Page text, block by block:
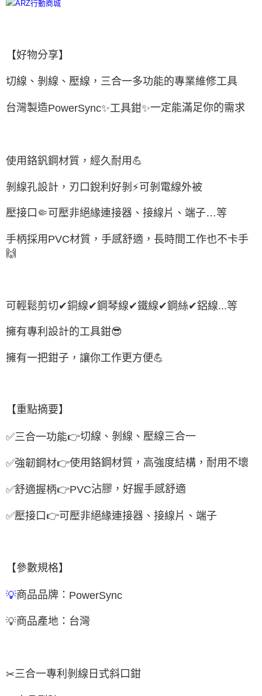
宅配
每筆NT$300
【好物分享】
切線、剝線、壓線，三合一多功能的專業維修工具
台灣製造PowerSync✨工具鉗✨一定能滿足你的需求
使用鉻釩鋼材質，經久耐用 💪
剝線孔設計，刃口銳利好剝 ⚡可剝電線外被
壓接口 🤏可壓非絕緣連接器、接線片、端子…等
手柄採用 PVC材質，手感舒適，長時間工作也不卡手
🙌
可輕鬆剪切✔銅線✔鋼琴線✔鐵線✔鋼絲✔鋁線...等
擁有專利設計的工具鉗😎
擁有一把鉗子，讓你工作更方便💪
【重點摘要】
✅三合一功能👉切線、剝線、壓線三合一
✅強韌鋼材👉使用鉻鋼材質，高強度結構，耐用不壞
✅舒適握柄👉PVC沾膠，好握手感舒適
✅壓接口 👉可壓非絕緣連接器、接線片、端子
【參數規格】
💡商品品牌： PowerSync
💡商品產地：台灣
✂三合一專利剝線日式斜口鉗